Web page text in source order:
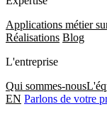
Applications métier
Réalisations Blog
L'entreprise
Qui sommes-nous
EN Parlons de votre